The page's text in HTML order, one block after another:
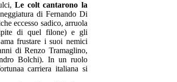
Le colt cantarono la
di Fernando Di
eccesso sadico, arruola
di quel filone) e gli
frustare i suoi nemici
di Renzo Tramaglino,
Bolchi). In un ruolo
carriera italiana si